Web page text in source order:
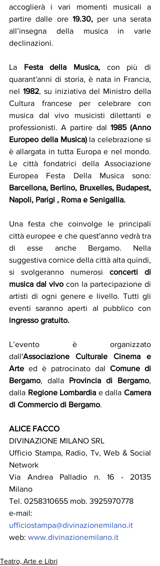
accoglierà i vari momenti musicali a
partire dalle ore 19.30, per una serata
all’insegna della musica in varie
declinazioni.
La Festa della Musica, con più di
quarant'anni di storia, è nata in Francia,
nel 1982, su iniziativa del Ministro della
Cultura francese per celebrare con
musica dal vivo musicisti dilettanti e
professionisti. A partire dal 1985 (Anno
Europeo della Musica) la celebrazione si
è allargata in tutta Europa e nel mondo.
Le città fondatrici della Associazione
Barcellona, Berlino, Bruxelles, Budapest,
Napoli, Parigi , Roma e Senigallia.
Una festa che coinvolge le principali
città europee e che quest'anno vedrà tra
di esse anche Bergamo. Nella
suggestiva cornice della città alta quindi,
si svolgeranno numerosi concerti di
musica dal vivo con la partecipazione di
artisti di ogni genere e livello. Tutti gli
ingresso gratuito.
L’evento è organizzato
dall'Associazione Culturale Cinema e
Arte ed è patrocinato dal Comune di
Bergamo, dalla Provincia di Bergamo,
dalla Regione Lombardia e dalla Camera
di Commercio di Bergamo.
ALICE FACCO
DIVINAZIONE MILANO SRL
Ufficio Stampa, Radio, Tv, Web & Social
Network
Via Andrea Palladio n. 16 - 20135
Milano
Tel. 0258310655 mob. 3925970778
ufficiostampa@divinazionemilano.it
web: www.divinazionemilano.it
Teatro, Arte e Libri